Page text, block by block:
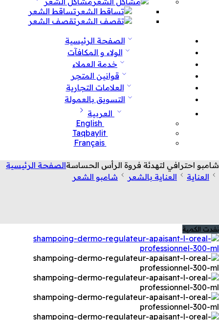
تساقط الشعر
تقصف الشعر
الصفحة الرئيسية
الولاء و المكافآت
خدمة العملاء
قوانين المتجر
العلامات التجارية
التسويق بالعمولة
العربية
English
Taqbaylit
Français
شامبو احترافي لتهدئة فروة الرأس الحساسةالصفحة الرئيسية
العناية
العناية بالشعر شامبو الشعر
نفدت الكمية